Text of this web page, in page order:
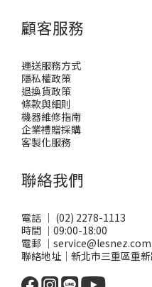
顧客服務
運送服務方式
隱私權政策
退換貨政策
條款與細則
機器維修指南
企業禮贈採購
客製化服務
聯絡我們
電話 ｜ (02) 2278-1113
時間 ｜09:00-18:00
電郵 ｜
聯絡地址｜新北市三重區重